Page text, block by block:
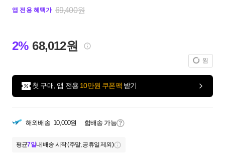
앱 전용 혜택가 69,400원
2% 68,012원
찜
첫 구매, 앱 전용 10만원 쿠폰팩 받기
해외배송 10,000원 합배송 가능
평균7일내 배송 시작 (주말, 공휴일 제외)